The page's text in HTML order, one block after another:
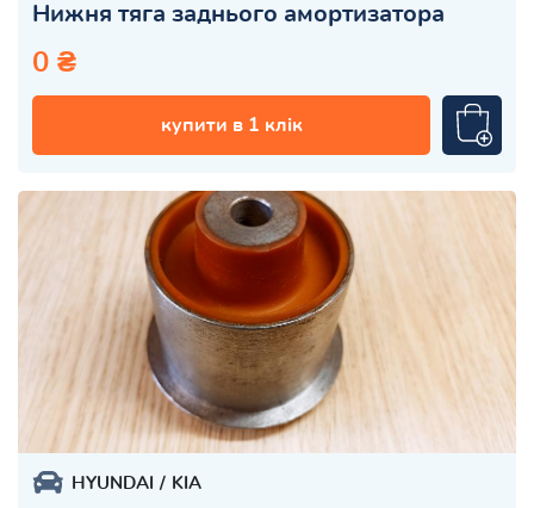
Нижня тяга заднього амортизатора
0 ₴
купити в 1 клік
HYUNDAI KIA